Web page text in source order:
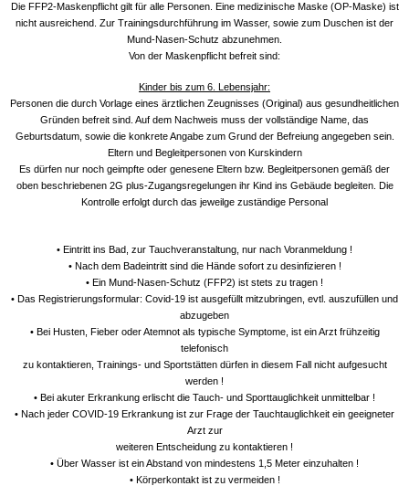
Die FFP2-Maskenpflicht gilt für alle Personen. Eine medizinische Maske (OP-Maske) ist
nicht ausreichend. Zur Trainingsdurchführung im Wasser, sowie zum Duschen ist der
Mund-Nasen-Schutz abzunehmen.
Von der Maskenpflicht befreit sind:
Kinder bis zum 6. Lebensjahr:
Personen die durch Vorlage eines ärztlichen Zeugnisses (Original) aus gesundheitlichen
Gründen befreit sind. Auf dem Nachweis muss der vollständige Name, das
Geburtsdatum, sowie die konkrete Angabe zum Grund der Befreiung angegeben sein.
Eltern und Begleitpersonen von Kurskindern
Es dürfen nur noch geimpfte oder genesene Eltern bzw. Begleitpersonen gemäß der
oben beschriebenen 2G plus-Zugangsregelungen ihr Kind ins Gebäude begleiten. Die
Kontrolle erfolgt durch das jeweilge zuständige Personal
• Eintritt ins Bad, zur Tauchveranstaltung, nur nach Voranmeldung !
• Nach dem Badeintritt sind die Hände sofort zu desinfizieren !
• Ein Mund-Nasen-Schutz (FFP2) ist stets zu tragen !
• Das Registrierungsformular: Covid-19 ist ausgefüllt mitzubringen, evtl. auszufüllen und
abzugeben
• Bei Husten, Fieber oder Atemnot als typische Symptome, ist ein Arzt frühzeitig
telefonisch
zu kontaktieren, Trainings- und Sportstätten dürfen in diesem Fall nicht aufgesucht
werden !
• Bei akuter Erkrankung erlischt die Tauch- und Sporttauglichkeit unmittelbar !
• Nach jeder COVID-19 Erkrankung ist zur Frage der Tauchtauglichkeit ein geeigneter
Arzt zur
weiteren Entscheidung zu kontaktieren !
• Über Wasser ist ein Abstand von mindestens 1,5 Meter einzuhalten !
• Körperkontakt ist zu vermeiden !